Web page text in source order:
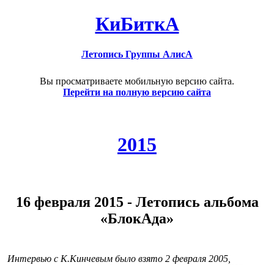
КиБиткА
Летопись Группы АлисА
Вы просматриваете мобильную версию сайта.
Перейти на полную версию сайта
2015
16 февраля 2015 - Летопись альбома
«БлокАда»
Интервью с К.Кинчевым было взято 2 февраля 2005,